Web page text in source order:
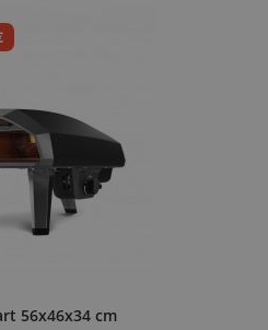
56x46x34 cm